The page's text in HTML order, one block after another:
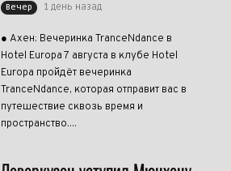
Вечер 1 день назад
● Ахен: Вечеринка TranceNdance в
Hotel Europa 7 августа в клубе Hotel
Europa пройдёт вечеринка
TranceNdance, которая отправит вас в
путешествие сквозь время и
пространство....